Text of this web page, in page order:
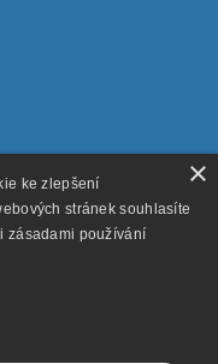
×
ke zlepšení
stránek souhlasíte
zásadami používání